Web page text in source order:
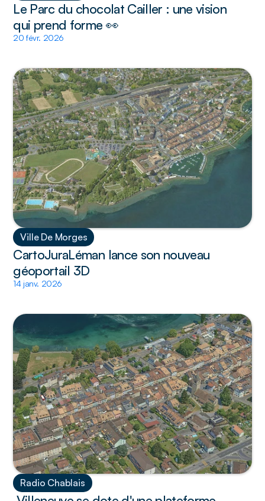
Le Parc du chocolat Cailler : une vision
qui prend forme 👀
20 févr. 2026
Ville De Morges
CartoJuraLéman lance son nouveau
géoportail 3D
14 janv. 2026
Radio Chablais